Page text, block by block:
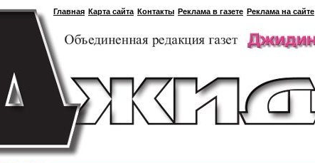
Главная Карта сайта Контакты Реклама в газете Реклама на сайте